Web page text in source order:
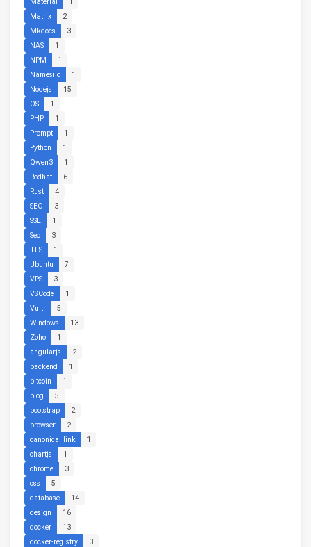
Matrix
2
Mkdocs
3
NAS
1
NPM
1
Namesilo
1
Nodejs
15
OS
1
PHP
1
Prompt
1
Python
1
Qwen3
1
Redhat
6
Rust
4
SEO
3
SSL
1
Seo
3
TLS
1
Ubuntu
7
VPS
3
VSCode
1
Vultr
5
Windows
13
Zoho
1
angularjs
2
backend
1
bitcoin
1
blog
5
bootstrap
2
browser
2
canonical link
1
chartjs
1
chrome
3
css
5
database
14
design
16
docker
13
docker-registry
3